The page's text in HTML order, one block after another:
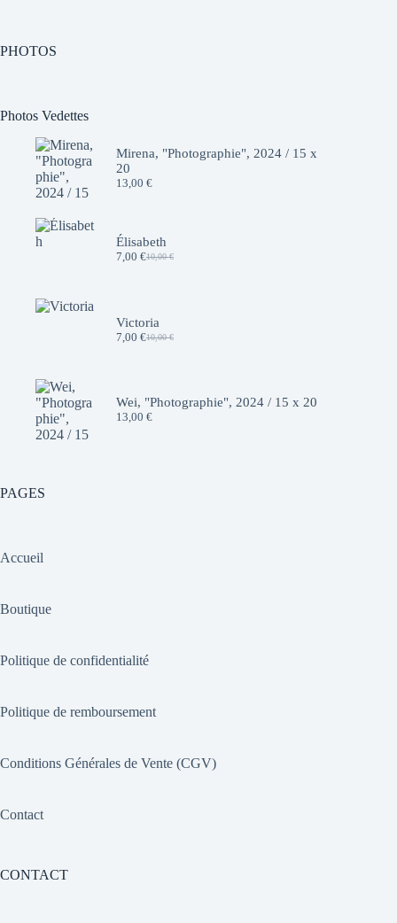
PHOTOS
Photos Vedettes
Mirena, "Photographie", 2024 / 15 x
20
13,00 €
Élisabeth
10,00€
Le
10,00 €.
7,00 €Le
7,00 €.
Victoria
10,00€
Le
10,00 €.
7,00 €Le
7,00 €.
Wei, "Photographie", 2024 / 15 x 20
13,00 €
PAGES
Accueil
Boutique
Politique de confidentialité
Politique de remboursement
Conditions Générales de Vente (CGV)
Contact
CONTACT